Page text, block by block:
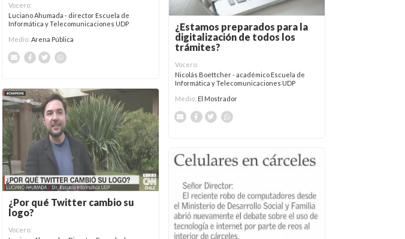
Vocero:
Luciano Ahumada - director Escuela de
Informática y Telecomunicaciones UDP
Medio:Arena Pública
¿Estamos preparados para la
digitalización de todos los
trámites?
Vocero:
Nicolás Boettcher - académico Escuela de
Informática y Telecomunicaciones UDP
Medio: El Mostrador
¿Por qué Twitter cambio su
logo?
Vocero: